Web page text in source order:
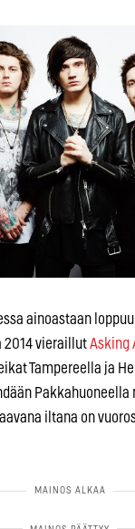
ainoastaan
2014 vieraillutAsking
Tampereella ja
Pakkahuoneella
iltana on